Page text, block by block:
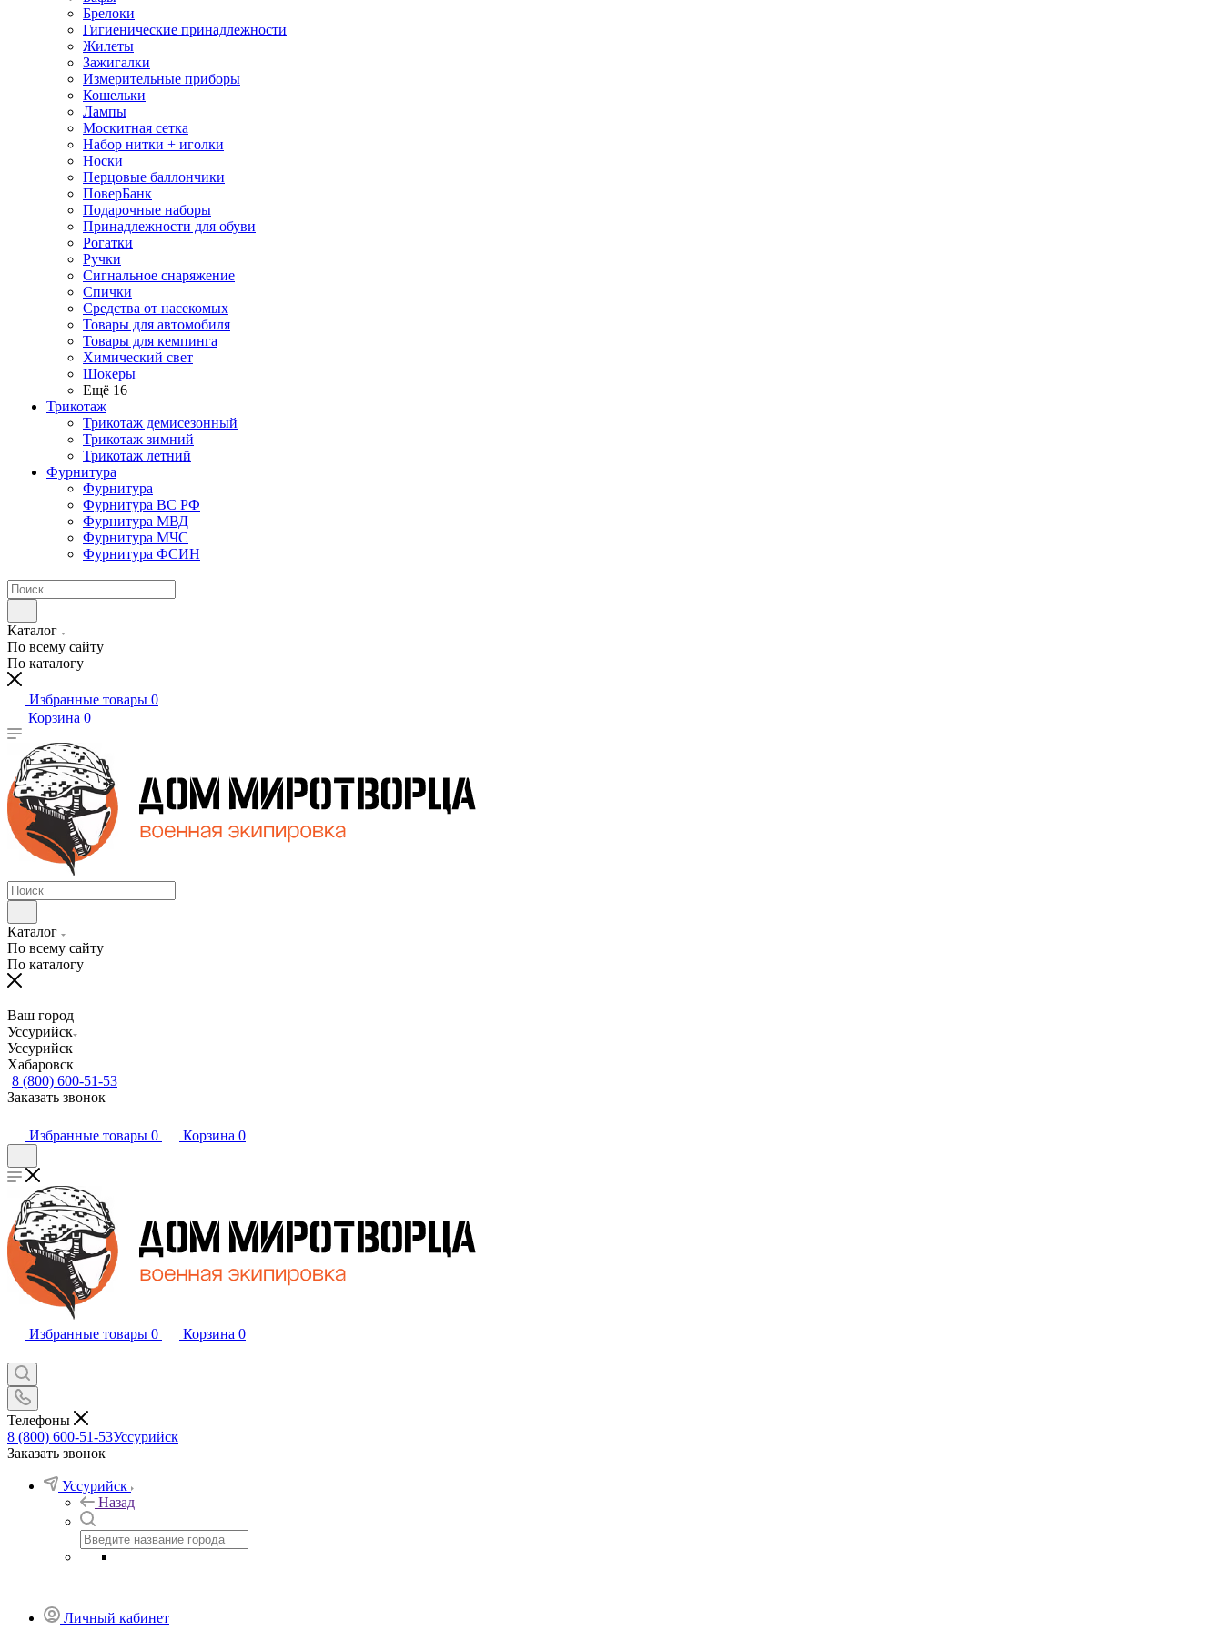
Брелоки
Гигиенические принадлежности
Жилеты
Зажигалки
Измерительные приборы
Кошельки
Лампы
Москитная сетка
Набор нитки + иголки
Носки
Перцовые баллончики
ПоверБанк
Подарочные наборы
Принадлежности для обуви
Рогатки
Ручки
Сигнальное снаряжение
Спички
Средства от насекомых
Товары для автомобиля
Товары для кемпинга
Химический свет
Шокеры
Ещё 16
Трикотаж
Трикотаж демисезонный
Трикотаж зимний
Трикотаж летний
Фурнитура
Фурнитура
Фурнитура ВС РФ
Фурнитура МВД
Фурнитура МЧС
Фурнитура ФСИН
Каталог
По всему сайту
По каталогу
Избранные товары 0
Корзина 0
Каталог
По всему сайту
По каталогу
Ваш город
Уссурийск
Уссурийск
Хабаровск
8 (800) 600-51-53
Заказать звонок
Избранные товары 0 Корзина 0
Избранные товары 0 Корзина 0
Телефоны
8 (800) 600-51-53Уссурийск
Заказать звонок
Уссурийск
Назад
Личный кабинет